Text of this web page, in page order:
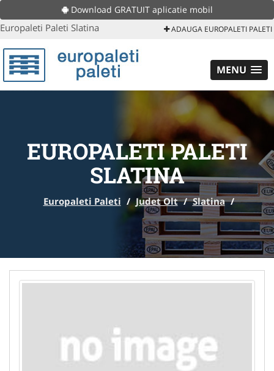
Download GRATUIT aplicatie mobil
Europaleti Paleti Slatina ADAUGA EUROPALETI PALETI
MENU
EUROPALETI PALETI
SLATINA
Europaleti Paleti / Judet Olt / Slatina /